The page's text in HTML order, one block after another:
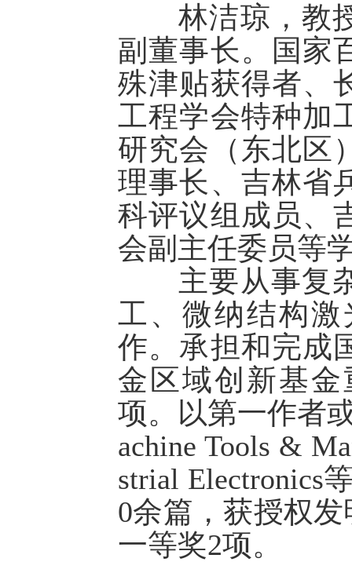
林洁琼，教授
副董事长。国家
殊津贴获得者、
工程学会特种加
研究会（东北区
理事长、吉林省
科评议组成员、
会副主任委员等
主要从事复杂
工、微纳结构
作。承担和完成
金区域创新基
项。以第一作者
achine Tools &
strial Electronics
0余篇，获授权
一等奖2项。